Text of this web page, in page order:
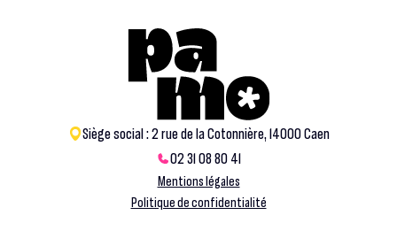
Siège social : 2 rue de la Cotonnière, 14000 Caen
02 31 08 80 41
Mentions légales
Politique de confidentialité